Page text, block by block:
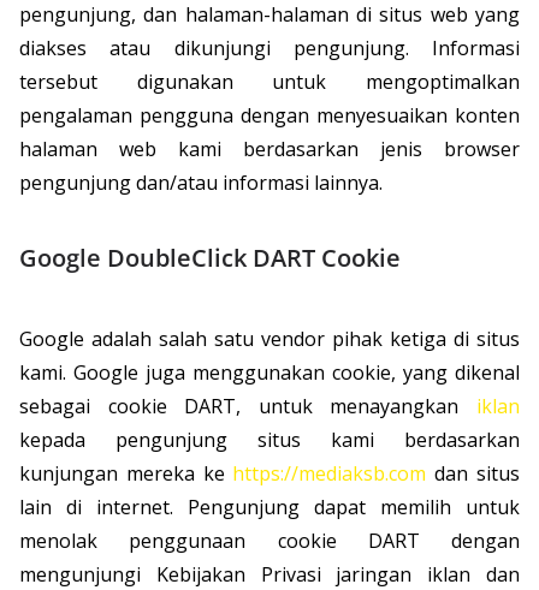
pengunjung, dan halaman-halaman di situs web yang
diakses atau dikunjungi pengunjung. Informasi
tersebut digunakan untuk mengoptimalkan
pengalaman pengguna dengan menyesuaikan konten
halaman web kami berdasarkan jenis browser
pengunjung dan/atau informasi lainnya.
Google DoubleClick DART Cookie
Google adalah salah satu vendor pihak ketiga di situs
kami. Google juga menggunakan cookie, yang dikenal
sebagai cookie DART, untuk menayangkan iklan
kepada pengunjung situs kami berdasarkan
kunjungan mereka ke https://mediaksb.com dan situs
lain di internet. Pengunjung dapat memilih untuk
menolak penggunaan cookie DART dengan
mengunjungi Kebijakan Privasi jaringan iklan dan